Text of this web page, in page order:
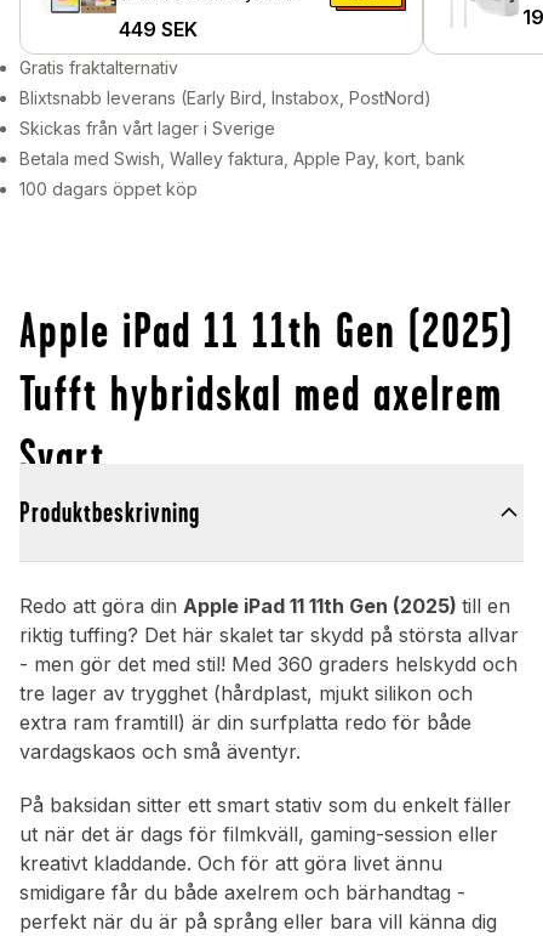
Ultra Wide Fit
449 SEK
Gratis fraktalternativ
Blixtsnabb leverans (Early Bird, Instabox, PostNord)
Skickas från vårt lager i Sverige
Betala med Swish, Walley faktura, Apple Pay, kort, bank
100 dagars öppet köp
Apple iPad 11 11th Gen (2025)
Tufft hybridskal med axelrem
Svart
Produktbeskrivning
Redo att göra din Apple iPad 11 11th Gen (2025) till en
riktig tuffing? Det här skalet tar skydd på största allvar
- men gör det med stil! Med 360 graders helskydd och
tre lager av trygghet (hårdplast, mjukt silikon och
extra ram framtill) är din surfplatta redo för både
vardagskaos och små äventyr.
På baksidan sitter ett smart stativ som du enkelt fäller
ut när det är dags för filmkväll, gaming-session eller
kreativt kladdande. Och för att göra livet ännu
smidigare får du både axelrem och bärhandtag -
perfekt när du är på språng eller bara vill känna dig